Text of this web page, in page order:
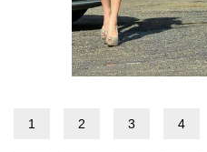
1 2 3 4